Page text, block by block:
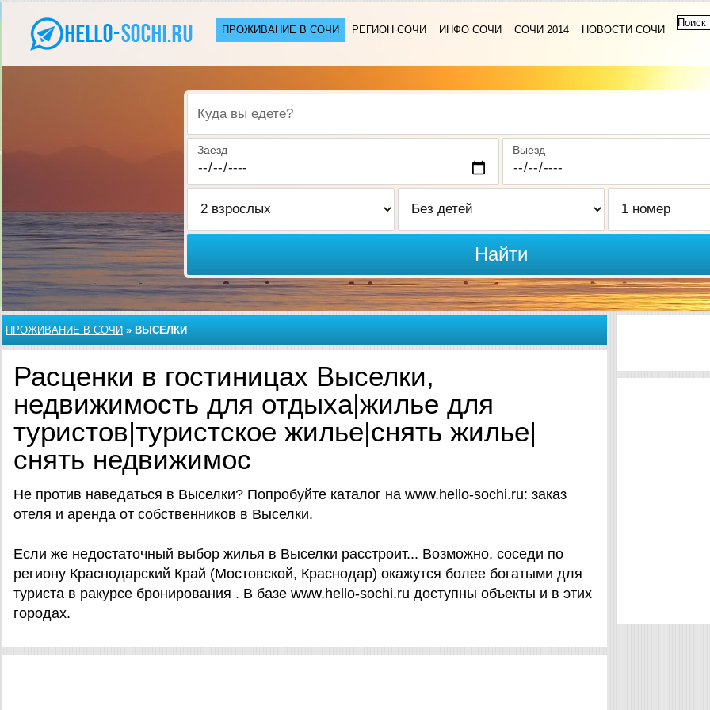
ПРОЖИВАНИЕ В CОЧИ РЕГИОН СОЧИ ИНФО СОЧИ СОЧИ 2014 НОВОСТИ СОЧИ
Куда вы едете?
Заезд Выезд
Найти
ПРОЖИВАНИЕ В CОЧИ » ВЫСЕЛКИ
Расценки в гостиницах Выселки,
недвижимость для отдыха|жилье для
туристов|туристское жилье|снять жилье|
снять недвижимос
Не против наведаться в Выселки? Попробуйте каталог на www.hello-sochi.ru: заказ
отеля и аренда от собственников в Выселки.
Если же недостаточный выбор жилья в Выселки расстроит... Возможно, соседи по
региону Краснодарский Край (Мостовской, Краснодар) окажутся более богатыми для
туриста в ракурсе бронирования . В базе www.hello-sochi.ru доступны объекты и в этих
городах.